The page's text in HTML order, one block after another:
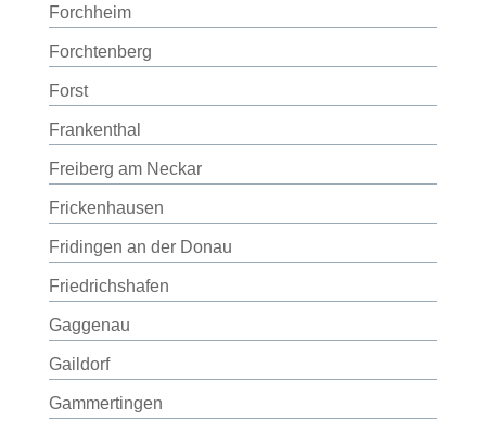
Forchheim
Forchtenberg
Forst
Frankenthal
Freiberg am Neckar
Frickenhausen
Fridingen an der Donau
Friedrichshafen
Gaggenau
Gaildorf
Gammertingen